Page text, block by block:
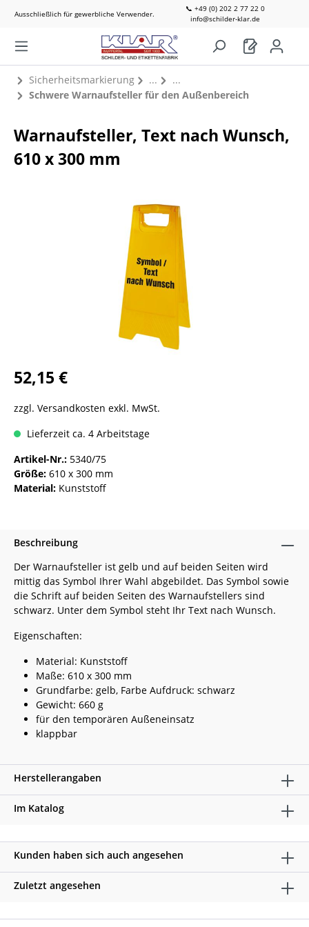
Ausschließlich für gewerbliche Verwender.
📞 +49 (0) 202 2 77 22 0
info@schilder-klar.de
Sicherheitsmarkierung
Schwere Warnaufsteller für den Außenbereich
Warnaufsteller, Text nach Wunsch,
610 x 300 mm
52,15 €
zzgl. Versandkosten exkl. MwSt.
Lieferzeit ca. 4 Arbeitstage
Artikel-Nr.: 5340/75
Größe: 610 x 300 mm
Material: Kunststoff
Beschreibung
Der Warnaufsteller ist gelb und auf beiden Seiten wird
mittig das Symbol Ihrer Wahl abgebildet. Das Symbol sowie
die Schrift auf beiden Seiten des Warnaufstellers sind
schwarz. Unter dem Symbol steht Ihr Text nach Wunsch.
Eigenschaften:
Material: Kunststoff
Maße: 610 x 300 mm
Grundfarbe: gelb, Farbe Aufdruck: schwarz
Gewicht: 660 g
für den temporären Außeneinsatz
klappbar
Herstellerangaben
Im Katalog
Kunden haben sich auch angesehen
Zuletzt angesehen